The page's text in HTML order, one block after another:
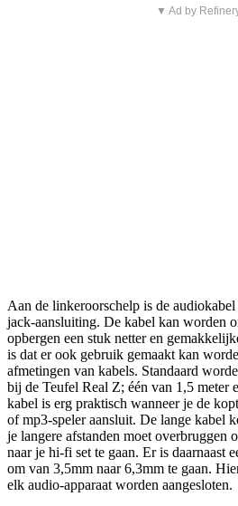
▼ Ad by
Aan de linkeroorschelp is de
jack-aansluiting. De kabel kan worden
opbergen een stuk netter en
is dat er ook gebruik gemaakt kan
afmetingen van kabels. Standaard
bij de Teufel Real Z; één van 1,5 meter
kabel is erg praktisch wanneer je de
of mp3-speler aansluit. De lange kabel
je langere afstanden moet overbruggen
naar je hi-fi set te gaan. Er is daarnaast
om van 3,5mm naar 6,3mm te gaan.
elk audio-apparaat worden aangesloten.